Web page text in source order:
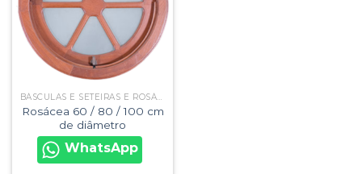
BÁSCULAS E SETEIRAS E ROSÁCEAS
Rosácea 60 / 80 / 100 cm
de diâmetro
WhatsApp